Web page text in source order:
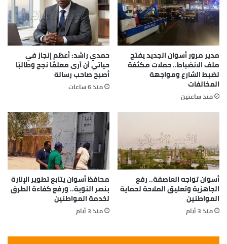
مدير مرور أسوان الجديد يفتح
ملف الانضباط.. حملات مكثفة
لضبط الشارع ومواجهة
المخالفات
منذ ساعتين
حمدي راشد: أعظم إنجاز في
حياتي أن أرى معلمًا نجح وطالبًا
أصبح صاحب رسالة
منذ 6 ساعات
أسوان تواجه العاصفة.. رفع
الجاهزية وتعليق الملاحة لحماية
المواطنين
منذ 3 أيام
محافظ أسوان يتابع تطوير الإنارة
بنصر النوبة.. ورفع كفاءة الطرق
لخدمة المواطنين
منذ 3 أيام